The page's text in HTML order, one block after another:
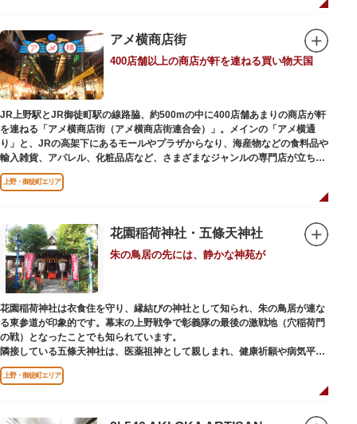
ご本尊である辯才天は、音楽と芸能の守り神として広く信仰され、
「辯”財”天」とも書くことから、金運上昇といったご利益もあると言われて
います。辯才天は琵琶を持った姿で知られていますが、不忍池辯天堂の辯才
天は、8本の腕に煩悩を破壊する武器をお持ちになっている「八臂辯才天
（はっぴべんざいてん）」。9月に行われる「巳成金（みなるかね）大祭」
で目にすることができます。
不忍池辯天堂には、豊臣秀吉公が大切にしていたという伝説のある、谷中七
福神とは別の「大黒天」も祀られています。
アメ横商店街
400店舗以上の商店が軒を連ねる買い物天国
JR上野駅とJR御徒町駅の線路脇、約500mの中に400店舗あまりの商店が軒
を連ねる「アメ横商店街（アメ横商店街連合会）」。メインの「アメ横通
り」と、JRの高架下にあるモールやプラザからなり、海産物などの食料品や
輸入雑貨、アパレル、化粧品店など、さまざまなジャンルの専門店が立ち並
んでいます。活気ある呼び込みが飛び交うなかで、店員さんとの会話も楽し
みながら目玉商品や特価品を探せるのが魅力のひとつ。年末の叩き売りは風
アメ横のはじまりは、物資が底をついた第二次世界大戦後にできた闇市。多
くの闇市が的屋の仕切りであったのに対して、アメ横は満州からの復員兵が
共同体となり連合会を結成。出店を統制し、商店街が形成されました。
当時、JR上野駅のすぐ南に発生した闇市は、飴を販売する屋台があったこと
から「アメヤ横丁（飴屋通り）」と呼ばれるように。反対側のJR御徒町付近
には、アメリカ進駐軍の放出物資を販売する店ができたので「アメリカ横丁
（アメリカ通り）」と呼ばれるようになりました。この2つのエリアが統合
され、今の「アメ横」になったと言われています。
上野・御徒町エリア
花園稲荷神社・五條天神社
朱の鳥居の先には、静かな神苑が
花園稲荷神社は衣食住を守り、縁結びの神社として知られ、朱の鳥居が連な
る東参道が印象的です。幕末の上野戦争で彰義隊の最後の激戦地（穴稲荷門
の戦）となったことでも知られています。
隣接している五條天神社は、医薬祖神として親しまれ、健康祈願や病気平癒
祈願の参拝者が多く、相殿には菅原道真公も祀られています。
境内がつながっており、まるでひとつの神社かのように並んで鎮座していま
すが、それぞれ別々の由緒の独立した神社です。どちらの御朱印も五條天神
上野・御徒町エリア